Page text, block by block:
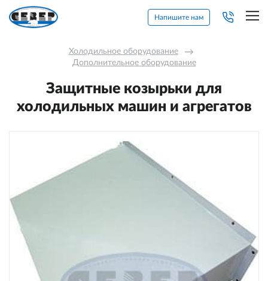
Напишите нам
Холодильное оборудование →
Дополнительное оборудование
Защитные козырьки для
холодильных машин и агрегатов